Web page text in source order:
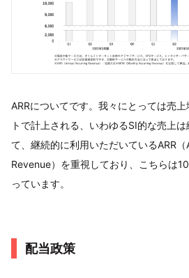
ARRについてです。我々にとっては売
トで計上される、いわゆるSI的な売上
て、継続的に利用いただいているARR
Revenue）を重視しており、こちらは
っています。
配当政策